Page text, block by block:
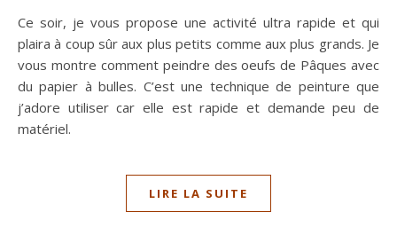
Ce soir, je vous propose une activité ultra rapide et qui
plaira à coup sûr aux plus petits comme aux plus grands. Je
vous montre comment peindre des oeufs de Pâques avec
du papier à bulles. C’est une technique de peinture que
j’adore utiliser car elle est rapide et demande peu de
matériel.
LIRE LA SUITE